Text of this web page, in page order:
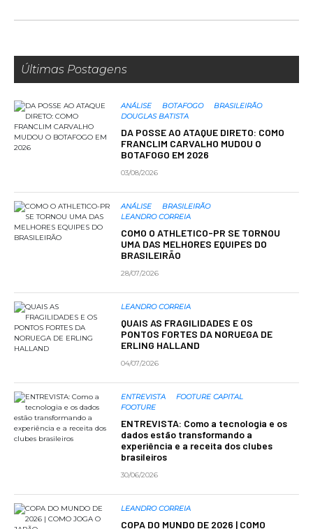
Últimas Postagens
ANÁLISE BOTAFOGO
BRASILEIRÃO
DOUGLAS BATISTA
DA POSSE AO ATAQUE DIRETO: COMO
FRANCLIM CARVALHO MUDOU O
BOTAFOGO EM 2026
03/08/2026
ANÁLISE
BRASILEIRÃO
LEANDRO CORREIA
COMO O ATHLETICO-PR SE TORNOU
UMA DAS MELHORES EQUIPES DO
BRASILEIRÃO
28/07/2026
LEANDRO CORREIA
QUAIS AS FRAGILIDADES E OS
PONTOS FORTES DA NORUEGA DE
ERLING HALLAND
04/07/2026
ENTREVISTA
FOOTURE CAPITAL
FOOTURE
ENTREVISTA: Como a tecnologia e os
dados estão transformando a
experiência e a receita dos clubes
brasileiros
30/06/2026
LEANDRO CORREIA
COPA DO MUNDO DE 2026 | COMO